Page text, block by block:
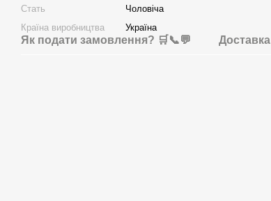
Стать
Чоловіча
Країна виробництва
Україна
Як подати замовлення? 🛒📞💬 Доставка